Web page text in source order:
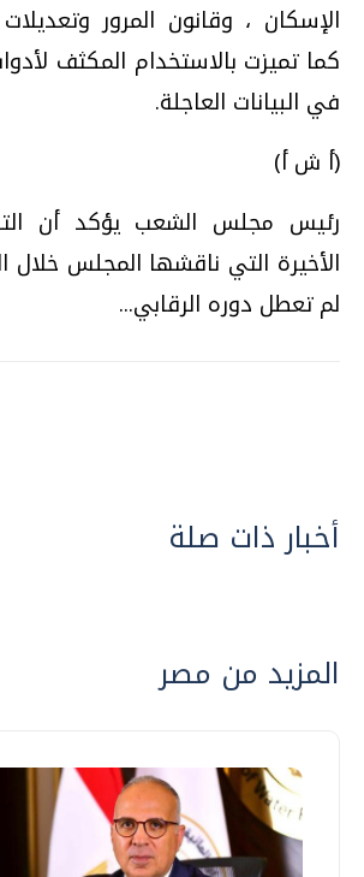
الإسكان ، وقانون المرور
كما تميزت بالاستخدام المكثف
في البيانات العاجلة.
(أ ش أ)
رئيس مجلس الشعب يؤكد أن
الأخيرة التي ناقشها المجلس خلال
لم تعطل دوره الرقابي...
أخبار ذات صلة
المزيد من مصر